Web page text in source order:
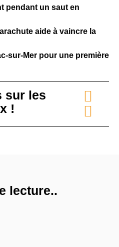
pendant un saut en
aide à vaincre la
sur-Mer pour une première
sur les
!
lecture..